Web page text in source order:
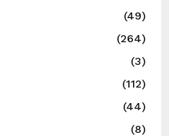
(49)
(264)
(3)
(112)
(44)
(8)